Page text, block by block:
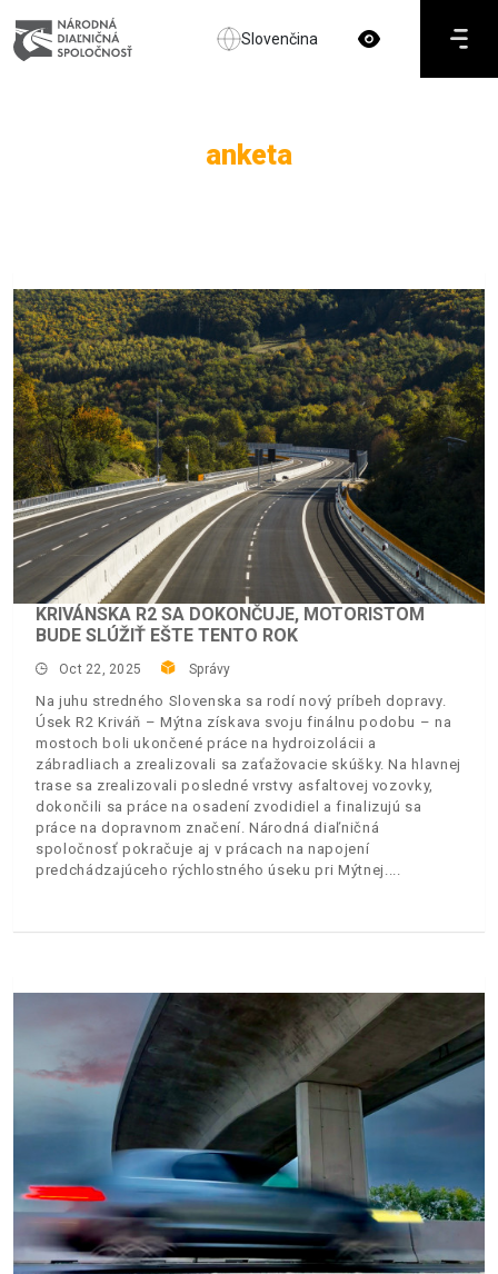
Slovenčina
anketa
KRIVÁNSKA R2 SA DOKONČUJE, MOTORISTOM
BUDE SLÚŽIŤ EŠTE TENTO ROK
Oct 22, 2025 Správy
Na juhu stredného Slovenska sa rodí nový príbeh dopravy.
Úsek R2 Kriváň – Mýtna získava svoju finálnu podobu – na
mostoch boli ukončené práce na hydroizolácii a
zábradliach a zrealizovali sa zaťažovacie skúšky. Na hlavnej
trase sa zrealizovali posledné vrstvy asfaltovej vozovky,
dokončili sa práce na osadení zvodidiel a finalizujú sa
práce na dopravnom značení. Národná diaľničná
spoločnosť pokračuje aj v prácach na napojení
predchádzajúceho rýchlostného úseku pri Mýtnej.